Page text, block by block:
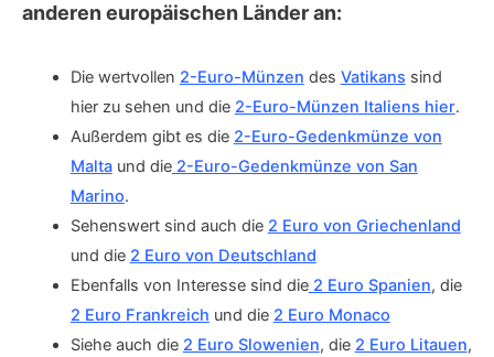
anderen europäischen Länder an:
Die wertvollen 2-Euro-Münzen des Vatikans sind
hier zu sehen und die 2-Euro-Münzen Italiens hier.
Außerdem gibt es die 2-Euro-Gedenkmünze von
Maltaund die2-Euro-Gedenkmünze von San
Marino.
Sehenswert sind auch die 2 Euro von Griechenland
und die 2 Euro von Deutschland
Ebenfalls von Interesse sind die2 Euro Spanien, die
2 Euro Frankreich und die 2 Euro Monaco
Siehe auch die 2 Euro Slowenien, die 2 Euro Litauen,